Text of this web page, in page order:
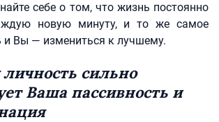
себе о том, что жизнь постоянно
новую минуту, и то же самое
и Вы — измениться к лучшему.
сильно
Ваша пассивность и